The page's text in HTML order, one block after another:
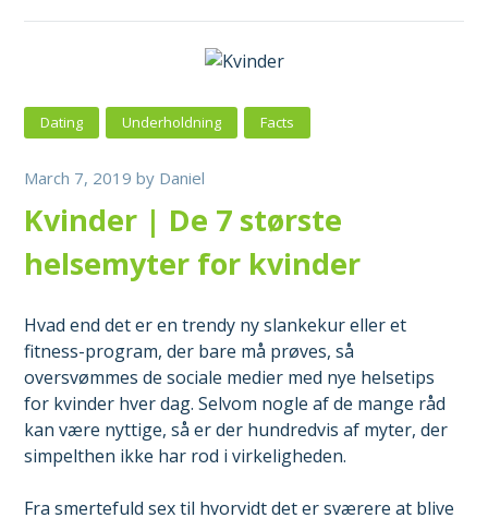
Dating Underholdning Facts
March 7, 2019 by Daniel
Kvinder | De 7 største
helsemyter for kvinder
Hvad end det er en trendy ny slankekur eller et
fitness-program, der bare må prøves, så
oversvømmes de sociale medier med nye helsetips
for kvinder hver dag. Selvom nogle af de mange råd
kan være nyttige, så er der hundredvis af myter, der
simpelthen ikke har rod i virkeligheden.
Fra smertefuld sex til hvorvidt det er sværere at blive